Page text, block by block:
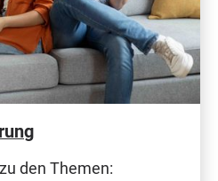
den Themen: